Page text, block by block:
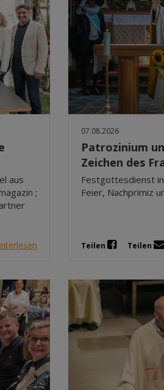
aus
;
07.08.2026
Patrozinium
Zeichen des
Festgottesdienst
Feier, Nachprimiz
Teilen Teilen